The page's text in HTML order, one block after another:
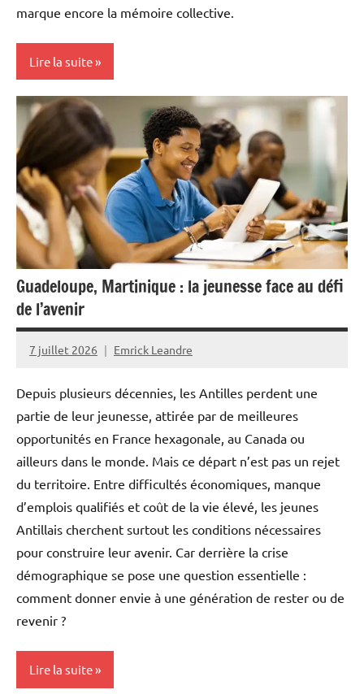
marque encore la mémoire collective.
Lire la suite
Antilles-
Guyane
Blog
Caraïbe
Ecologie
Environnement
Guadeloupe
Histoire
Outremer
Guadeloupe, Martinique : la jeunesse face au défi
de l’avenir
7 juillet 2026 Emrick Leandre
Depuis plusieurs décennies, les Antilles perdent une
partie de leur jeunesse, attirée par de meilleures
opportunités en France hexagonale, au Canada ou
ailleurs dans le monde. Mais ce départ n’est pas un rejet
du territoire. Entre difficultés économiques, manque
d’emplois qualifiés et coût de la vie élevé, les jeunes
Antillais cherchent surtout les conditions nécessaires
pour construire leur avenir. Car derrière la crise
démographique se pose une question essentielle :
comment donner envie à une génération de rester ou de
revenir ?
Lire la suite